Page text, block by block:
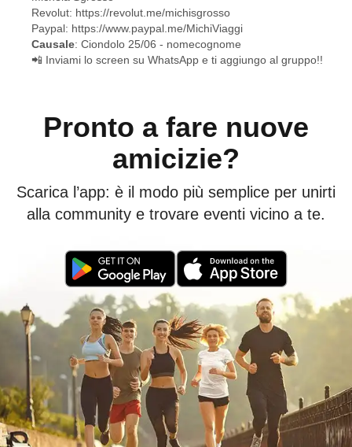
Revolut: https://revolut.me/michisgrosso
Paypal: https://www.paypal.me/MichiViaggi
Causale: Ciondolo 25/06 - nomecognome
📲 Inviami lo screen su WhatsApp e ti aggiungo al gruppo!!
Pronto a fare nuove
amicizie?
Scarica l’app: è il modo più semplice per unirti
alla community e trovare eventi vicino a te.